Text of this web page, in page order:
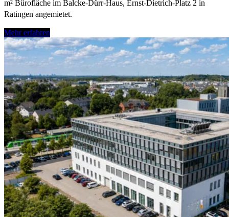
m² Bürofläche im Balcke-Dürr-Haus, Ernst-Dietrich-Platz 2 in
Ratingen angemietet.
Mehr erfahren